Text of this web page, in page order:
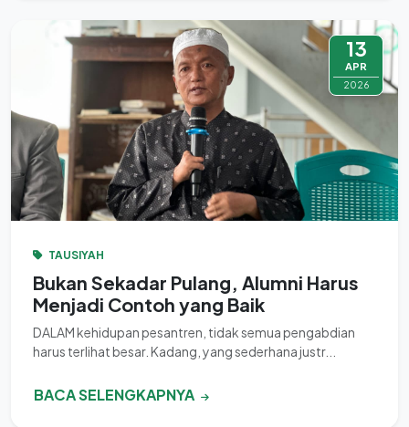
13
APR
2026
TAUSIYAH
Bukan Sekadar Pulang, Alumni Harus
Menjadi Contoh yang Baik
DALAM kehidupan pesantren, tidak semua pengabdian
harus terlihat besar. Kadang, yang sederhana justr...
BACA SELENGKAPNYA